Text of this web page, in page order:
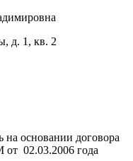
д. 1, кв. 2
на основании договора
02.03.2006 года